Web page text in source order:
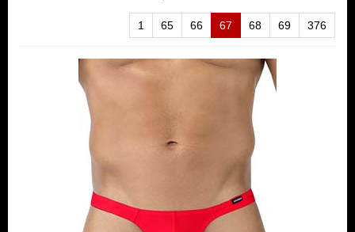
1 65 66 67 68 69 376